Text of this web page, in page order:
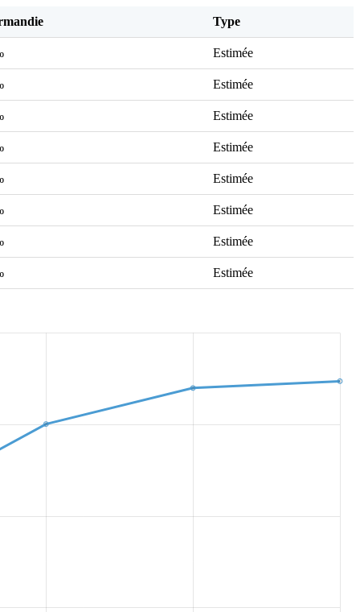
Type
Estimée
Estimée
Estimée
Estimée
Estimée
Estimée
Estimée
Estimée